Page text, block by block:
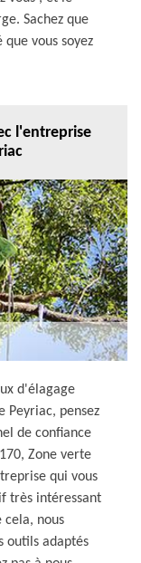
Sachez que
vous soyez
l'entreprise
d'élagage
Peyriac, pensez
de confiance
Zone verte
qui vous
très intéressant
cela, nous
outils adaptés